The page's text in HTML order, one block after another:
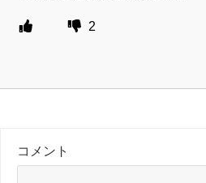
2
コメント